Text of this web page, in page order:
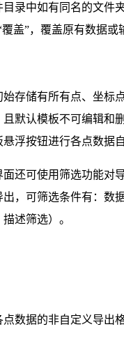
录中如有同名的文件
盖”，覆盖原有数据或
始存储有所有点、坐标
默认模板不可编辑和
浮按钮进行各点数据
面还可使用筛选功能对
，可筛选条件有：数
述筛选）。
数据的非自定义导出